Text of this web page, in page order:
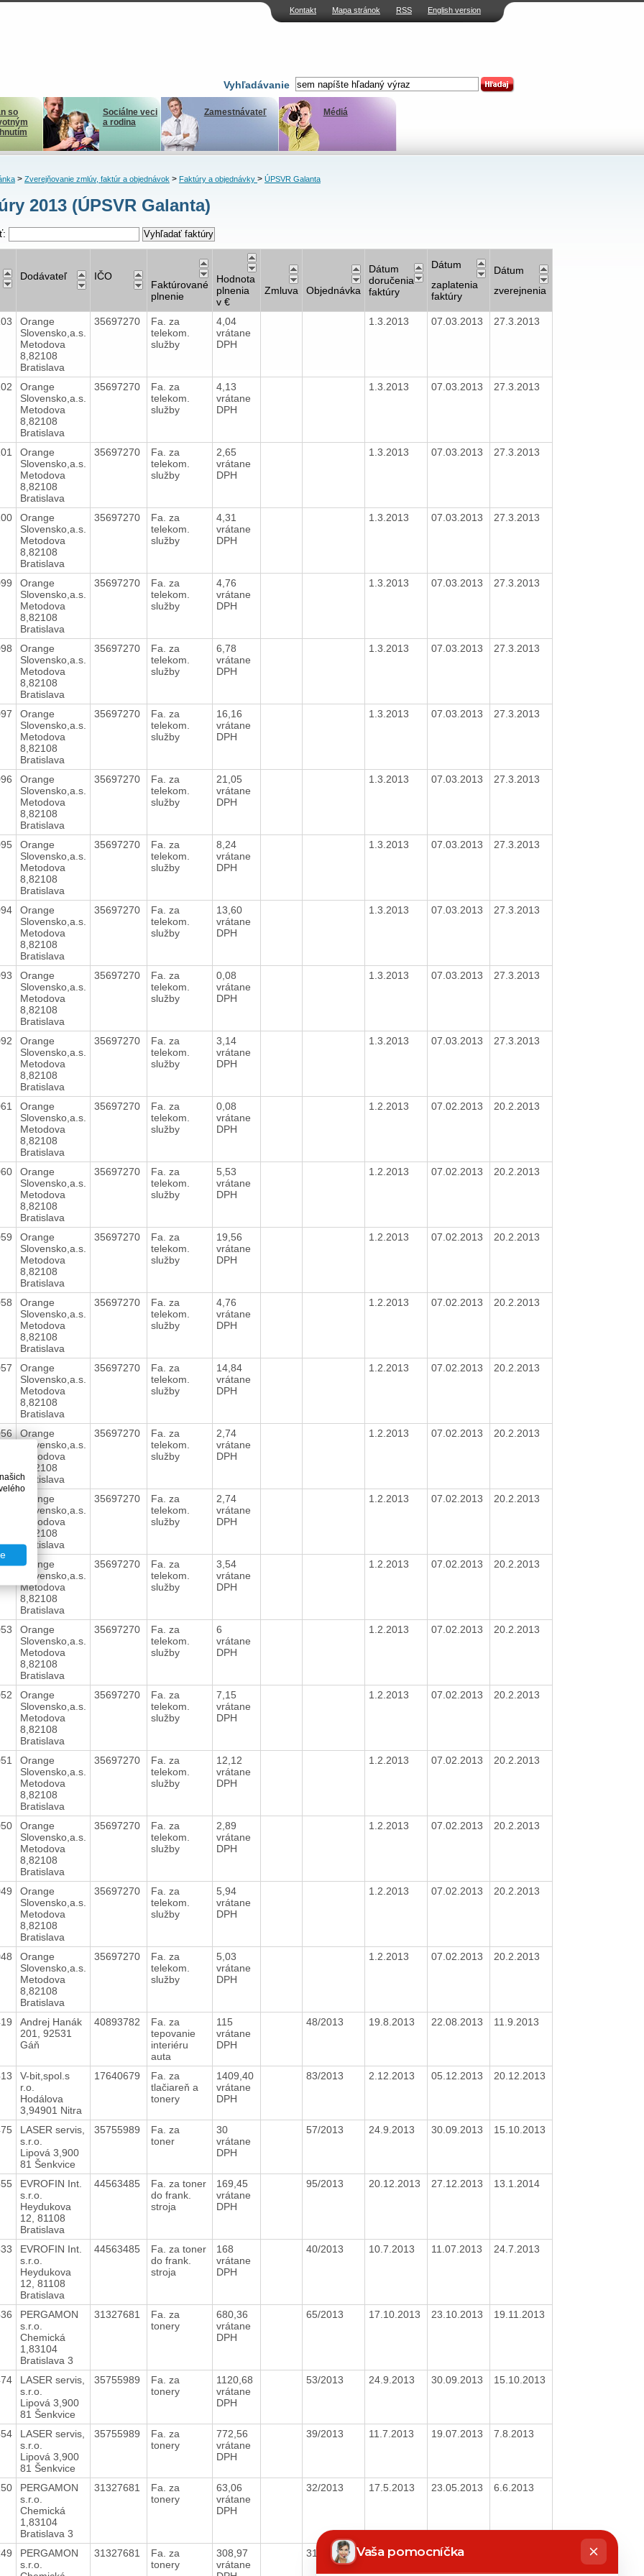
Kontakt Mapa stránok RSS English version
Vyhľadávanie
so
Sociálne veci
a rodina
Zamestnávateľ Médiá
> Zverejňovanie zmlúv, faktúr a objednávok> Faktúry a objednávky > ÚPSVR Galanta
2013 (ÚPSVR Galanta)
Dodávateľ IČO
Faktúrované
plnenie
Hodnota
plnenia
v €
Zmluva Objednávka
Dátum
doručenia
faktúry
Dátum
zaplatenia
faktúry
Dátum
zverejnenia
Orange
Slovensko,a.s.
Metodova
8,82108
Bratislava
35697270
Fa. za
telekom.
služby
4,04
vrátane
DPH
1.3.2013 07.03.2013 27.3.2013
Orange
Slovensko,a.s.
Metodova
8,82108
Bratislava
35697270
Fa. za
telekom.
služby
4,13
vrátane
DPH
1.3.2013 07.03.2013 27.3.2013
Orange
Slovensko,a.s.
Metodova
8,82108
Bratislava
35697270
Fa. za
telekom.
služby
2,65
vrátane
DPH
1.3.2013 07.03.2013 27.3.2013
Orange
Slovensko,a.s.
Metodova
8,82108
Bratislava
35697270
Fa. za
telekom.
služby
4,31
vrátane
DPH
1.3.2013 07.03.2013 27.3.2013
Orange
Slovensko,a.s.
Metodova
8,82108
Bratislava
35697270
Fa. za
telekom.
služby
4,76
vrátane
DPH
1.3.2013 07.03.2013 27.3.2013
Orange
Slovensko,a.s.
Metodova
8,82108
Bratislava
35697270
Fa. za
telekom.
služby
6,78
vrátane
DPH
1.3.2013 07.03.2013 27.3.2013
Orange
Slovensko,a.s.
Metodova
8,82108
Bratislava
35697270
Fa. za
telekom.
služby
16,16
vrátane
DPH
1.3.2013 07.03.2013 27.3.2013
Orange
Slovensko,a.s.
Metodova
8,82108
Bratislava
35697270
Fa. za
telekom.
služby
21,05
vrátane
DPH
1.3.2013 07.03.2013 27.3.2013
Orange
Slovensko,a.s.
Metodova
8,82108
Bratislava
35697270
Fa. za
telekom.
služby
8,24
vrátane
DPH
1.3.2013 07.03.2013 27.3.2013
Orange
Slovensko,a.s.
Metodova
8,82108
Bratislava
35697270
Fa. za
telekom.
služby
13,60
vrátane
DPH
1.3.2013 07.03.2013 27.3.2013
Orange
Slovensko,a.s.
Metodova
8,82108
Bratislava
35697270
Fa. za
telekom.
služby
0,08
vrátane
DPH
1.3.2013 07.03.2013 27.3.2013
Orange
Slovensko,a.s.
Metodova
8,82108
Bratislava
35697270
Fa. za
telekom.
služby
3,14
vrátane
DPH
1.3.2013 07.03.2013 27.3.2013
Orange
Slovensko,a.s.
Metodova
8,82108
Bratislava
35697270
Fa. za
telekom.
služby
0,08
vrátane
DPH
1.2.2013 07.02.2013 20.2.2013
Orange
Slovensko,a.s.
Metodova
8,82108
Bratislava
35697270
Fa. za
telekom.
služby
5,53
vrátane
DPH
1.2.2013 07.02.2013 20.2.2013
Orange
Slovensko,a.s.
Metodova
8,82108
Bratislava
35697270
Fa. za
telekom.
služby
19,56
vrátane
DPH
1.2.2013 07.02.2013 20.2.2013
Orange
Slovensko,a.s.
Metodova
8,82108
Bratislava
35697270
Fa. za
telekom.
služby
4,76
vrátane
DPH
1.2.2013 07.02.2013 20.2.2013
Orange
Slovensko,a.s.
Metodova
8,82108
Bratislava
35697270
Fa. za
telekom.
služby
14,84
vrátane
DPH
1.2.2013 07.02.2013 20.2.2013
Orange
Slovensko,a.s.
Metodova
8,82108
Bratislava
35697270
Fa. za
telekom.
služby
2,74
vrátane
DPH
1.2.2013 07.02.2013 20.2.2013
Orange
Slovensko,a.s.
Metodova
8,82108
Bratislava
35697270
Fa. za
telekom.
služby
2,74
vrátane
DPH
1.2.2013 07.02.2013 20.2.2013
Orange
Slovensko,a.s.
Metodova
8,82108
Bratislava
35697270
Fa. za
telekom.
služby
3,54
vrátane
DPH
1.2.2013 07.02.2013 20.2.2013
Orange
Slovensko,a.s.
Metodova
8,82108
Bratislava
35697270
Fa. za
telekom.
služby
6
vrátane
DPH
1.2.2013 07.02.2013 20.2.2013
Orange
Slovensko,a.s.
Metodova
8,82108
Bratislava
35697270
Fa. za
telekom.
služby
7,15
vrátane
DPH
1.2.2013 07.02.2013 20.2.2013
Orange
Slovensko,a.s.
Metodova
8,82108
Bratislava
35697270
Fa. za
telekom.
služby
12,12
vrátane
DPH
1.2.2013 07.02.2013 20.2.2013
Orange
Slovensko,a.s.
Metodova
8,82108
Bratislava
35697270
Fa. za
telekom.
služby
2,89
vrátane
DPH
1.2.2013 07.02.2013 20.2.2013
Orange
Slovensko,a.s.
Metodova
8,82108
Bratislava
35697270
Fa. za
telekom.
služby
5,94
vrátane
DPH
1.2.2013 07.02.2013 20.2.2013
Orange
Slovensko,a.s.
Metodova
8,82108
Bratislava
35697270
Fa. za
telekom.
služby
5,03
vrátane
DPH
1.2.2013 07.02.2013 20.2.2013
Andrej Hanák
201, 92531
Gáň
40893782
Fa. za
tepovanie
interiéru
auta
115
vrátane
DPH
48/2013 19.8.2013 22.08.2013 11.9.2013
V-bit,spol.s
r.o.
Hodálova
3,94901 Nitra
17640679
Fa. za
tlačiareň a
tonery
1409,40
vrátane
DPH
83/2013 2.12.2013 05.12.2013 20.12.2013
LASER servis,
s.r.o.
Lipová 3,900
81 Šenkvice
35755989
Fa. za
toner
30
vrátane
DPH
57/2013 24.9.2013 30.09.2013 15.10.2013
EVROFIN Int.
s.r.o.
Heydukova
12, 81108
Bratislava
44563485
Fa. za toner
do frank.
stroja
169,45
vrátane
DPH
95/2013 20.12.2013 27.12.2013 13.1.2014
EVROFIN Int.
s.r.o.
Heydukova
12, 81108
Bratislava
44563485
Fa. za toner
do frank.
stroja
168
vrátane
DPH
40/2013 10.7.2013 11.07.2013 24.7.2013
PERGAMON
s.r.o.
Chemická
1,83104
Bratislava 3
31327681
Fa. za
tonery
680,36
vrátane
DPH
65/2013 17.10.2013 23.10.2013 19.11.2013
LASER servis,
s.r.o.
Lipová 3,900
81 Šenkvice
35755989
Fa. za
tonery
1120,68
vrátane
DPH
53/2013 24.9.2013 30.09.2013 15.10.2013
LASER servis,
s.r.o.
Lipová 3,900
81 Šenkvice
35755989
Fa. za
tonery
772,56
vrátane
DPH
39/2013 11.7.2013 19.07.2013 7.8.2013
PERGAMON
s.r.o.
Chemická
1,83104
Bratislava 3
31327681
Fa. za
tonery
63,06
vrátane
DPH
32/2013 17.5.2013 23.05.2013 6.6.2013
PERGAMON
s.r.o.
31327681
Fa. za
tonery
308,97
vrátane
31/2013 17.5.2013 23.05.2013
Vaša pomocníčka
Chatbot
píše